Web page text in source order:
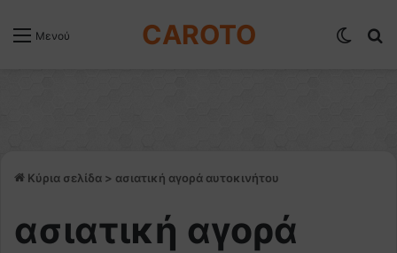
Μενού CAROTO
Κύρια σελίδα > ασιατική αγορά αυτοκινήτου
ασιατική αγορά